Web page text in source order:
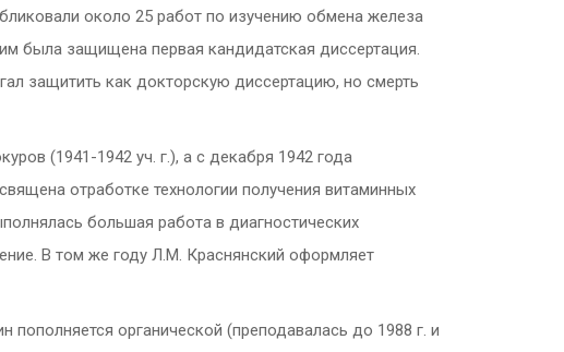
около 25 работ по изучению обмена железа
была защищена первая кандидатская диссертация.
защитить как докторскую диссертацию, но смерть
(1941-1942 уч. г.), а с декабря 1942 года
отработке технологии получения витаминных
большая работа в диагностических
В том же году Л.М. Краснянский оформляет
органической (преподавалась до 1988 г. и